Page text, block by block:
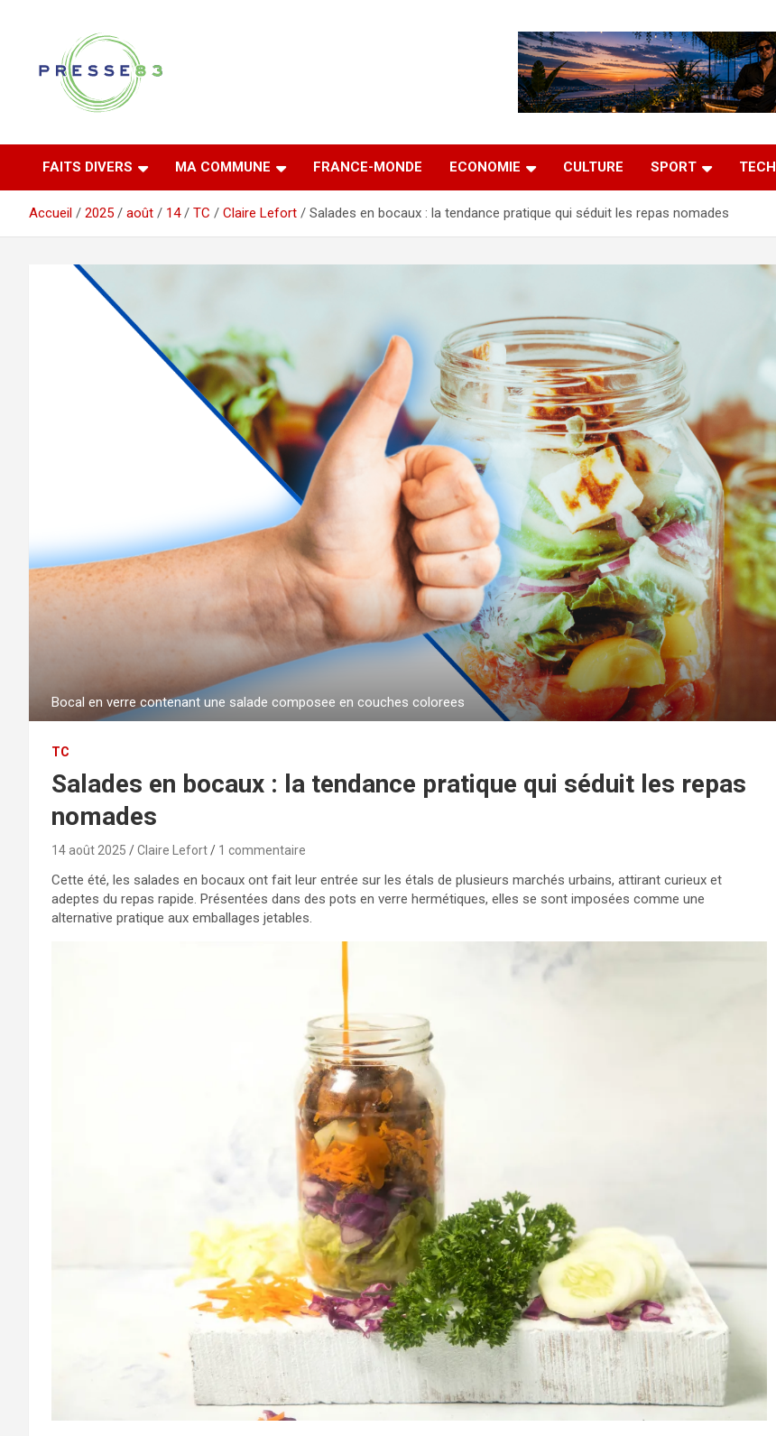
Presse 83
FAITS DIVERS MA COMMUNE FRANCE-MONDE ECONOMIE CULTURE SPORT TECH
Accueil 2025 août 14 TC Claire Lefort Salades en bocaux : la tendance pratique qui séduit les repas nomades
Bocal en verre contenant une salade composee en couches colorees
TC
Salades en bocaux : la tendance pratique qui séduit les repas
nomades
14 août 2025 Claire Lefort 1 commentaire
Cette été, les salades en bocaux ont fait leur entrée sur les étals de plusieurs marchés urbains, attirant curieux et
adeptes du repas rapide. Présentées dans des pots en verre hermétiques, elles se sont imposées comme une
alternative pratique aux emballages jetables.